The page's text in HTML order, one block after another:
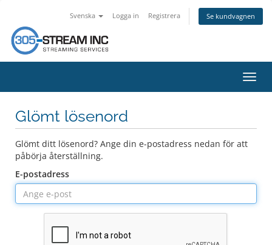
Svenska Logga in Registrera Se kundvagnen
Växla
Glömt lösenord
Glömt ditt lösenord? Ange din e-postadress nedan för att
påbörja återställning.
E-postadress